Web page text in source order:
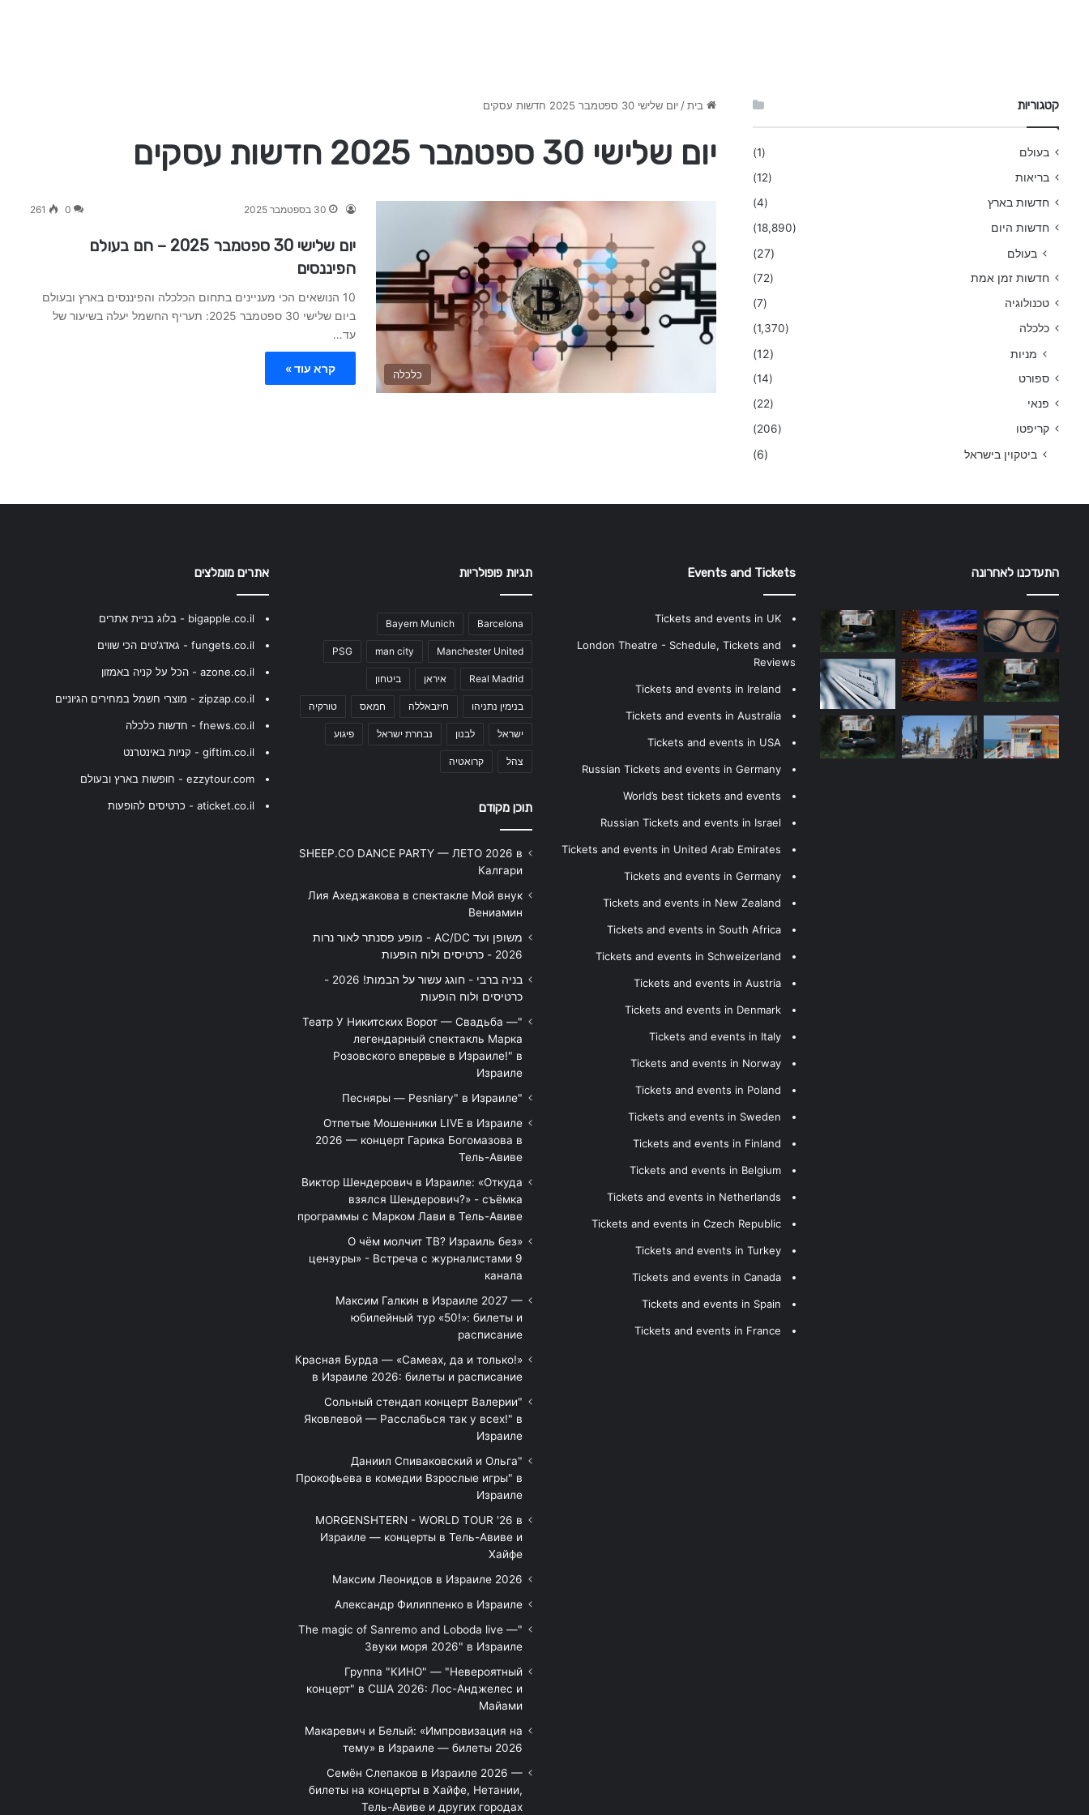
בית / יום שלישי 30 ספטמבר 2025 חדשות עסקים
יום שלישי 30 ספטמבר 2025 חדשות עסקים
כלכלה
30 בספטמבר 2025 0
261
יום שלישי 30 ספטמבר 2025 – חם בעולם
הפיננסים
10 הנושאים הכי מעניינים בתחום הכלכלה והפיננסים בארץ ובעולם
ביום שלישי 30 ספטמבר 2025: תעריף החשמל יעלה בשיעור של
עד…
קרא עוד »
קטגוריות
בעולם
(1)
בריאות
(12)
חדשות בארץ
(4)
חדשות היום
(18,890)
בעולם (27)
חדשות זמן אמת
(72)
טכנולוגיה
(7)
כלכלה
(1,370)
מניות (12)
ספורט
(14)
פנאי
(22)
קריפטו
(206)
ביטקוין בישראל (6)
התעדכנו לאחרונה Events and Tickets
Tickets and events in UK
London Theatre - Schedule, Tickets and
Reviews
Tickets and events in Ireland
Tickets and events in Australia
Tickets and events in USA
Russian Tickets and events in Germany
World’s best tickets and events
Russian Tickets and events in Israel
Tickets and events in United Arab Emirates
Tickets and events in Germany
Tickets and events in New Zealand
Tickets and events in South Africa
Tickets and events in Schweizerland
Tickets and events in Austria
Tickets and events in Denmark
Tickets and events in Italy
Tickets and events in Norway
Tickets and events in Poland
Tickets and events in Sweden
Tickets and events in Finland
Tickets and events in Belgium
Tickets and events in Netherlands
Tickets and events in Czech Republic
Tickets and events in Turkey
Tickets and events in Canada
Tickets and events in Spain
Tickets and events in France
תגיות פופולריות
Barcelona
Bayern Munich
Manchester United
man city
PSG
Real Madrid איראן ביטחון
בנימין נתניהו חיזבאללה חמאס טורקיה
ישראל לבנון נבחרת ישראל פיגוע
צהל קרואטיה
תוכן מקודם
SHEEP.CO DANCE PARTY — ЛЕТО 2026 в
Калгари
Лия Ахеджакова в спектакле Мой внук
Вениамин
משופן ועד AC/DC - מופע פסנתר לאור נרות
2026 - כרטיסים ולוח הופעות
בניה ברבי - חוגג עשור על הבמות! 2026 -
כרטיסים ולוח הופעות
"Театр У Никитских Ворот — Свадьба —
легендарный спектакль Марка
Розовского впервые в Израиле!" в
Израиле
"Песняры — Pesniary" в Израиле
Отпетые Мошенники LIVE в Израиле
2026 — концерт Гарика Богомазова в
Тель-Авиве
Виктор Шендерович в Израиле: «Откуда
взялся Шендерович?» - съёмка
программы с Марком Лави в Тель-Авиве
«О чём молчит ТВ? Израиль без
цензуры» - Встреча с журналистами 9
канала
Максим Галкин в Израиле 2027 —
юбилейный тур «50!»: билеты и
расписание
Красная Бурда — «Самеах, да и только!»
в Израиле 2026: билеты и расписание
"Сольный стендап концерт Валерии
Яковлевой — Расслабься так у всех!" в
Израиле
"Даниил Спиваковский и Ольга
Прокофьева в комедии Взрослые игры" в
Израиле
MORGENSHTERN - WORLD TOUR '26 в
Израиле — концерты в Тель-Авиве и
Хайфе
Максим Леонидов в Израиле 2026
Александр Филиппенко в Израиле
"The magic of Sanremo and Loboda live —
Звуки моря 2026" в Израиле
Группа "КИНО" — "Невероятный
концерт" в США 2026: Лос-Анджелес и
Майами
Макаревич и Белый: «Импровизация на
тему» в Израиле — билеты 2026
Семён Слепаков в Израиле 2026 —
билеты на концерты в Хайфе, Нетании,
Тель-Авиве и других городах
אתרים מומלצים
bigapple.co.il - בלוג בניית אתרים
fungets.co.il - גאדג'טים הכי שווים
azone.co.il - הכל על קניה באמזון
zipzap.co.il - מוצרי חשמל במחירים הגיוניים
fnews.co.il - חדשות כלכלה
giftim.co.il - קניות באינטרנט
ezzytour.com - חופשות בארץ ובעולם
aticket.co.il - כרטיסים להופעות